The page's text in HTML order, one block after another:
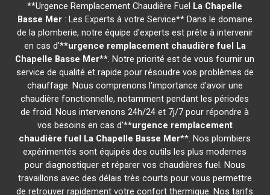
**Urgence Remplacement Chaudière Fuel La Chapelle
Basse Mer: Les Experts à votre Service** Dans le domaine
de la plomberie, notre équipe d'experts est prête à intervenir
en cas d'**urgence remplacement chaudière fuel La
Chapelle Basse Mer**. Notre priorité est de vous fournir un
service de qualité et rapide pour résoudre vos problèmes de
chauffage. Nous comprenons l'importance d'avoir une
chaudière fonctionnelle, notamment pendant les périodes
de froid. Nous intervenons 24h/24 et 7j/7 pour répondre à
vos besoins en cas d'**urgence remplacement
chaudière fuel La Chapelle Basse Mer**. Nos plombiers
expérimentés sont équipés des outils les plus modernes
pour diagnostiquer et réparer vos chaudières fuel. Nous
travaillons avec des délais très courts pour vous permettre
de retrouver rapidement votre confort thermique. Nos tarifs